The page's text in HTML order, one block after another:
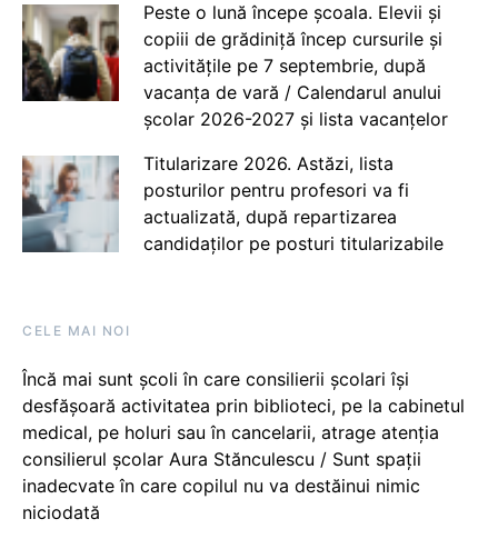
Peste o lună începe școala. Elevii și
copiii de grădiniță încep cursurile și
activitățile pe 7 septembrie, după
vacanța de vară / Calendarul anului
școlar 2026-2027 și lista vacanțelor
Titularizare 2026. Astăzi, lista
posturilor pentru profesori va fi
actualizată, după repartizarea
candidaților pe posturi titularizabile
CELE MAI NOI
Încă mai sunt școli în care consilierii școlari își
desfășoară activitatea prin biblioteci, pe la cabinetul
medical, pe holuri sau în cancelarii, atrage atenția
consilierul școlar Aura Stănculescu / Sunt spații
inadecvate în care copilul nu va destăinui nimic
niciodată